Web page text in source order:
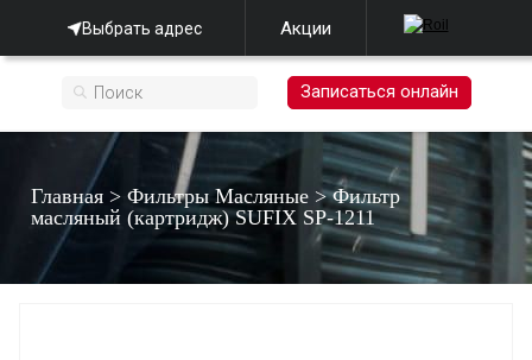
Выбрать адрес Акции
Записаться онлайн
Главная >Фильтры Масляные >Фильтр
масляный (картридж) SUFIX SP-1211